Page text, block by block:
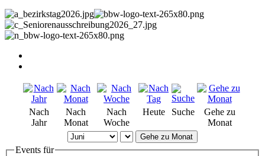
Nach
Jahr
Nach
Monat
Nach
Woche
Heute Suche
Gehe zu
Monat
Gehe zu Monat
Events für